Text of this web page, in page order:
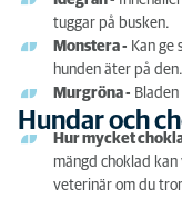
tuggar på busken.
Monstera - Kan ge
hunden äter på den.
Murgröna -
Hundar och
Hur mycket
mängd choklad
veterinär om du